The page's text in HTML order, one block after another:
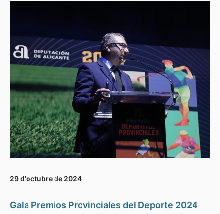
29 d'octubre de 2024
Gala Premios Provinciales del Deporte 2024